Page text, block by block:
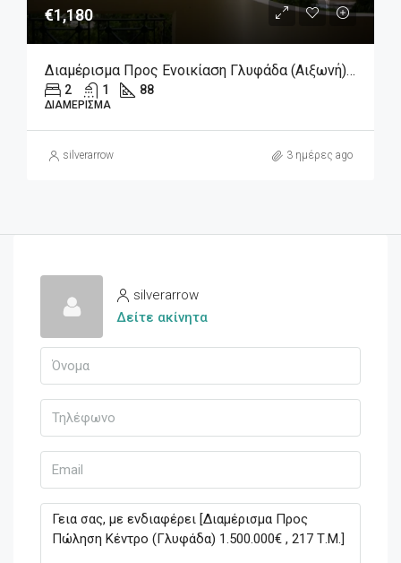
€1,180
Διαμέρισμα Προς Ενοικίαση Γλυφάδα (Αιξωνή), 1.180€, 88 Τ.μ.
2 1 88
ΔΙΑΜΈΡΙΣΜΑ
silverarrow 3 ημέρες ago
silverarrow
Δείτε ακίνητα